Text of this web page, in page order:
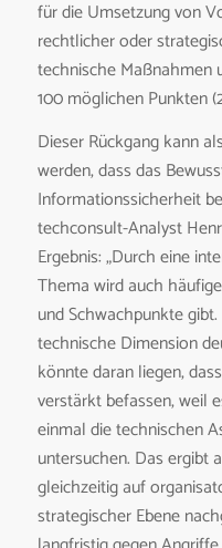
für die Umsetzung von
rechtlicher oder
technische Maßnahmen
100 möglichen Punkten
Dieser Rückgang kann
werden, dass das
Informationssicherheit
techconsult-Analyst
Ergebnis: „Durch eine
Thema wird auch
und Schwachpunkte
technische Dimension
könnte daran liegen,
verstärkt befassen, weil
einmal die technischen
untersuchen. Das ergibt
gleichzeitig auf
strategischer Ebene